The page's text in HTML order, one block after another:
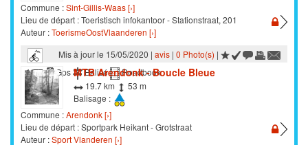
Commune :Sint-Gillis-Waas [›]
Lieu de départ : Toeristisch infokantoor - Stationstraat, 201
Auteur :ToerismeOostVlaanderen [›]
Mis à jour le 15/05/2020 | avis| 0 Photo(s) |
VTT
Gps Balisé Roadbook
MTB Arendonk - Boucle Bleue
19.7 km
53 m
Balisage :
Commune :Arendonk [›]
Lieu de départ : Sportpark Heikant - Grotstraat
Auteur :Sport Vlanderen [›]